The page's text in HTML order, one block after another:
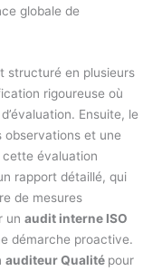
globale de
structuré en plusieurs
rigoureuse où
Ensuite, le
observations et une
évaluation
rapport détaillé, qui
de mesures
unaudit interne ISO
démarche proactive.
auditeur Qualité pour